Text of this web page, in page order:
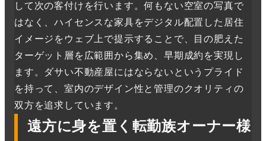
して次の客付けを行います。何もない空室の写真で
はなく、ハイセンスな家具をデジタル配置した居住
イメージをウェブ上で提示することで、目の肥えた
ターゲット層を広範囲から集め、早期成約を実現し
ます。ダサい不動産屋にはならないというプライド
を持って、室内のデザイン性と管理のクオリティの
双方を追求しています。
遠方に身を置く転勤族オーナー様